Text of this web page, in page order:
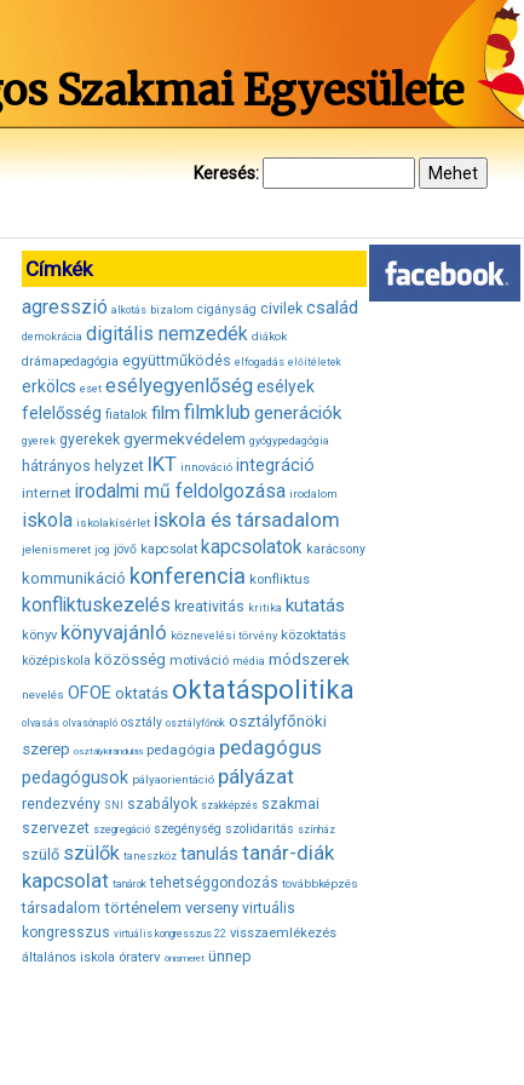
Szakmai Egyesülete
Keresés:
Címkék
agresszió alkotás bizalom cigányság civilek család
demokrácia digitális nemzedék diákok
drámapedagógia együttműködés elfogadás előítéletek
erkölcs eset esélyegyenlőségesélyek
felelősség fiatalok film filmklub generációk
gyerek gyerekek gyermekvédelem gyógypedagógia
hátrányos helyzet IKT innováció integráció
internet irodalmi mű feldolgozása irodalom
iskola iskolakísérlet iskola és társadalom
jelenismeret jog jövő kapcsolat kapcsolatok karácsony
kommunikáció konferencia konfliktus
konfliktuskezelés kreativitás kritika kutatás
könyv könyvajánló köznevelési törvény közoktatás
középiskola közösség motiváció média módszerek
nevelés OFOE oktatás oktatáspolitika
olvasás olvasónapló osztály osztályfőnök osztályfőnöki
szerep osztálykirándulás pedagógia pedagógus
pedagógusok pályaorientáció pályázat
rendezvény SNI szabályok szakképzés szakmai
szervezet szegregáció szegénység szolidaritás színház
szülő szülők taneszköz tanulás tanár-diák
kapcsolat tanárok tehetséggondozás továbbképzés
társadalom történelem verseny virtuális
kongresszus virtuális kongresszus 22 visszaemlékezés
általános iskola óraterv önismeret ünnep